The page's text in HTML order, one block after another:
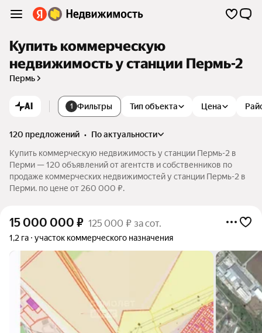
Купить коммерческую
недвижимость у станции Пермь-2
Пермь
AI 1 Фильтры Тип объекта Цена
120 предложений •
по актуальности
Купить коммерческую недвижимость у станции Пермь-2 в
Перми — 120 объявлений от агентств и собственников по
продаже коммерческих недвижимостей у станции Пермь-2 в
Перми. по цене от 260 000 ₽.
15 000 000 ₽ 125 000 ₽ за сот.
1,2 га участок коммерческого назначения